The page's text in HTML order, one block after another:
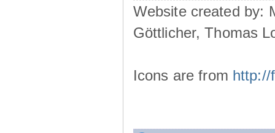
Website created by:
Göttlicher, Thomas
Icons are from http://